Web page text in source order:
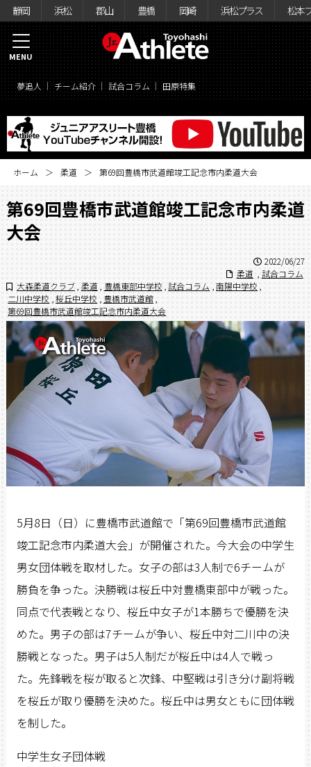
静岡 浜松 郡山 豊橋 岡崎 浜松プラス 松本
夢追人 チーム紹介 試合コラム 田原特集
MENU
ホーム 柔道 第69回豊橋市武道館竣工記念市内柔道大会
第69回豊橋市武道館竣工記念市内柔道
大会
2022/06/27
柔道
試合コラム
大森柔道クラブ 柔道 豊橋東部中学校 試合コラム 南陽中学校 ,
二川中学校 桜丘中学校 豊橋市武道館
第69回豊橋市武道館竣工記念市内柔道大会
5月8日（日）に豊橋市武道館で「第69回豊橋市武道館
竣工記念市内柔道大会」が開催された。今大会の中学生
男女団体戦を取材した。女子の部は3人制で6チームが
勝負を争った。決勝戦は桜丘中対豊橋東部中が戦った。
同点で代表戦となり、桜丘中女子が1本勝ちで優勝を決
めた。男子の部は7チームが争い、桜丘中対二川中の決
勝戦となった。男子は5人制だが桜丘中は4人で戦っ
た。先鋒戦を桜が取ると次鋒、中堅戦は引き分け副将戦
を桜丘が取り優勝を決めた。桜丘中は男女ともに団体戦
を制した。
中学生女子団体戦